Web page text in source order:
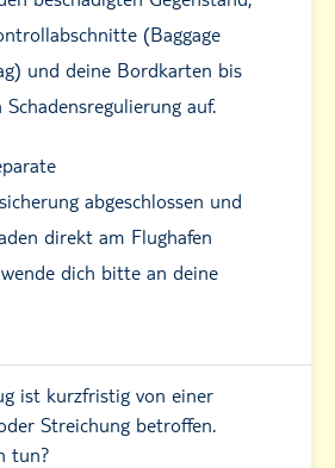
(Baggage
und deine Bordkarten bis
auf.
abgeschlossen und
direkt am Flughafen
dich bitte an deine
ist kurzfristig von einer
Streichung betroffen.
tun?